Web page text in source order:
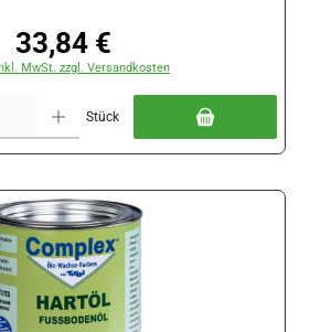
Regulärer Preis:
33,84 €
MwSt. zzgl. Versandkosten
Stück